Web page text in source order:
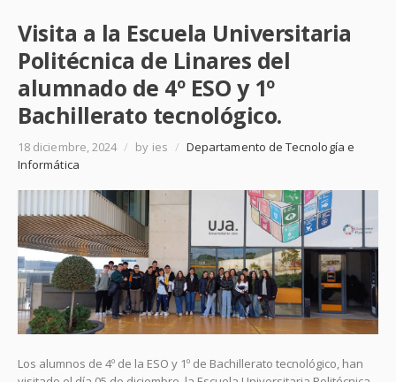
Visita a la Escuela Universitaria
Politécnica de Linares del
alumnado de 4º ESO y 1º
Bachillerato tecnológico.
18 diciembre, 2024 / by ies / Departamento de Tecnología e
Informática
Los alumnos de 4º de la ESO y 1º de Bachillerato tecnológico, han